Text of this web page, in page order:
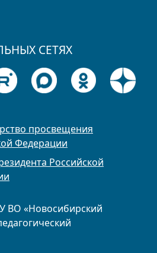
ВО «Новосибирский
СЕТЯХ
просвещения
Федерации
Российской